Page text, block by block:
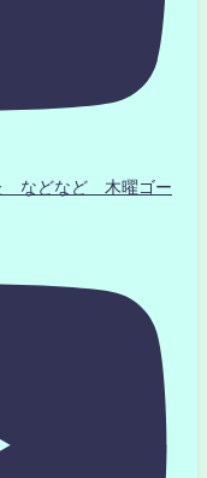
などなど 木曜ゴー